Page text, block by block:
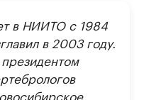
в НИИТО с 1984
в 2003 году.